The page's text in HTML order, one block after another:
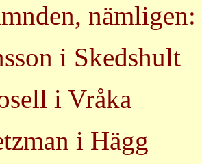
nämligen:
i Skedshult
i Vråka
i Hägg